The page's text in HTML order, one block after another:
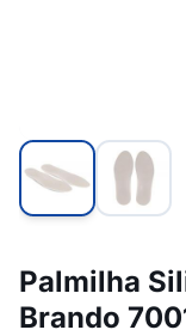
Palmilha
Brando